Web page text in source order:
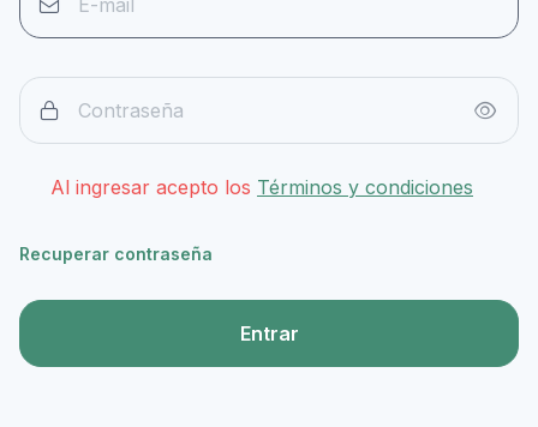
Al ingresar acepto los Términos y condiciones
Recuperar contraseña
Entrar